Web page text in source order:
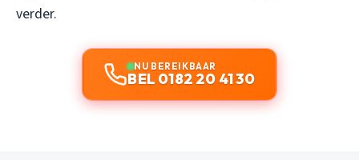
verder.
NU BEREIKBAAR
BEL 0182 20 41 30